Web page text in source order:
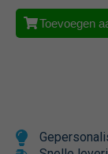
Toevoegen